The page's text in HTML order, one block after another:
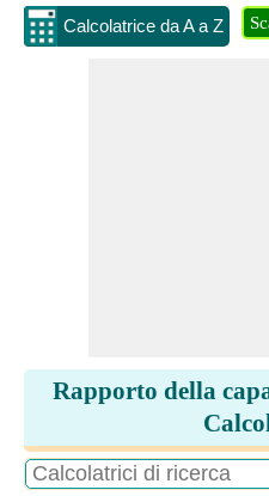
Calcolatrice da A a Z
Rapporto della